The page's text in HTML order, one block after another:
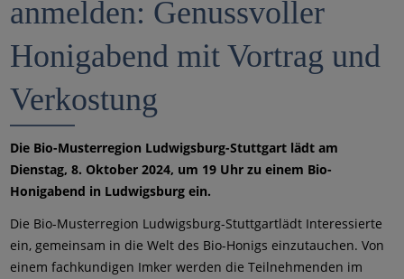
anmelden: Genussvoller
Honigabend mit Vortrag und
Verkostung
Die Bio-Musterregion Ludwigsburg-Stuttgart lädt am
Dienstag, 8. Oktober 2024, um 19 Uhr zu einem Bio-
Honigabend in Ludwigsburg ein.
Die Bio-Musterregion Ludwigsburg-Stuttgartlädt Interessierte
ein, gemeinsam in die Welt des Bio-Honigs einzutauchen. Von
einem fachkundigen Imker werden die Teilnehmenden im